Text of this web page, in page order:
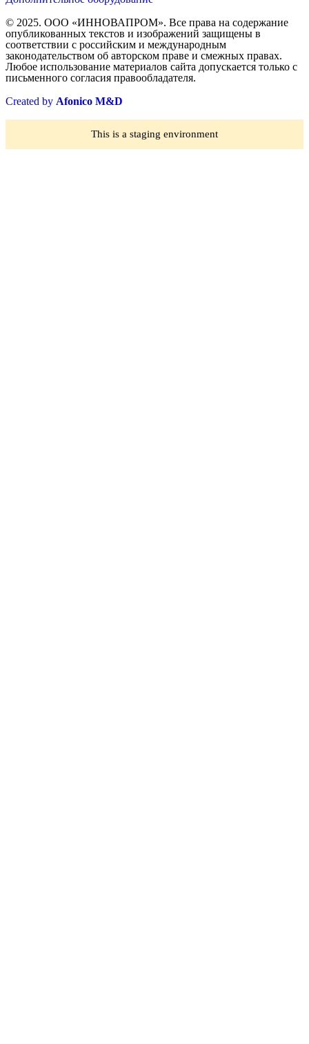
© 2025. ООО «ИННОВАПРОМ». Все права на содержание
опубликованных текстов и изображений защищены в
соответствии с российским и международным
законодательством об авторском праве и смежных правах.
Любое использование материалов сайта допускается только с
письменного согласия правообладателя.
Created by Afonico M&D
This is a staging environment